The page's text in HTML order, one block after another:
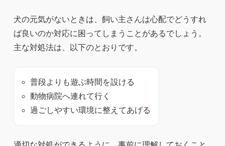
犬の元気がないときは、飼い主さんは心配でどうすれ
ば良いのか対応に困ってしまうことがあるでしょう。
主な対処法は、以下のとおりです。
普段よりも遊ぶ時間を設ける
動物病院へ連れて行く
過ごしやすい環境に整えてあげる